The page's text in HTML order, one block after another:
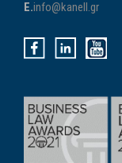
E.info@kanell.gr